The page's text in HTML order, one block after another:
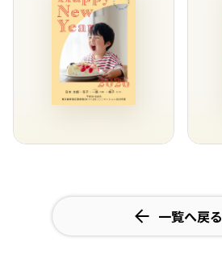
一覧へ戻る